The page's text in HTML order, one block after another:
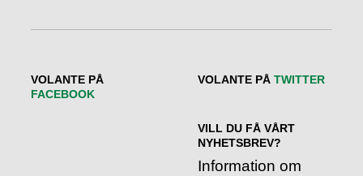
VOLANTE PÅ
FACEBOOK
VOLANTE PÅ TWITTER
VILL DU FÅ VÅRT
NYHETSBREV?
Information om